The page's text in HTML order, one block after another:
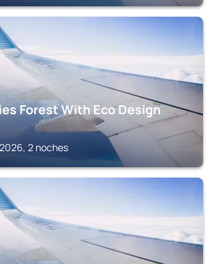
Forest With Eco Design
2 noches